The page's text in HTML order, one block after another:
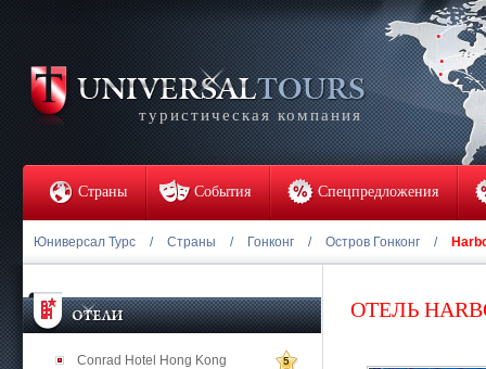
туристическая компания
Страны События Спецпредложения
Юниверсал Турс / Страны / Гонконг / Остров Гонконг /
Conrad Hotel Hong Kong 5
ОТЕЛЬ